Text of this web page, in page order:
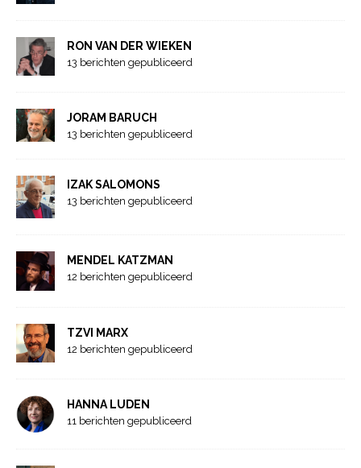
RON VAN DER WIEKEN
13 berichten gepubliceerd
JORAM BARUCH
13 berichten gepubliceerd
IZAK SALOMONS
13 berichten gepubliceerd
MENDEL KATZMAN
12 berichten gepubliceerd
TZVI MARX
12 berichten gepubliceerd
HANNA LUDEN
11 berichten gepubliceerd